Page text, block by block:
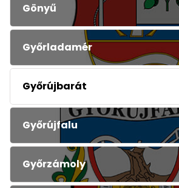
Gönyű
Győrladamér
Győrújbarát
Győrújfalu
Győrzámoly